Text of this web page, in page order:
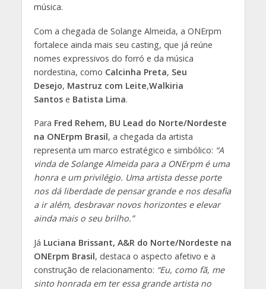
música.
Com a chegada de Solange Almeida, a ONErpm
fortalece ainda mais seu casting, que já reúne
nomes expressivos do forró e da música
nordestina, como Calcinha Preta, Seu
Desejo, Mastruz com Leite,Walkiria
Santose Batista Lima.
Para Fred Rehem, BU Lead do Norte/Nordeste
na ONErpm Brasil, a chegada da artista
representa um marco estratégico e simbólico: “A
vinda de Solange Almeida para a ONErpm é uma
honra e um privilégio. Uma artista desse porte
nos dá liberdade de pensar grande e nos desafia
a ir além, desbravar novos horizontes e elevar
ainda mais o seu brilho.”
Já Luciana Brissant, A&R do Norte/Nordeste na
ONErpm Brasil, destaca o aspecto afetivo e a
construção de relacionamento: “Eu, como fã, me
sinto honrada em ter essa grande artista no